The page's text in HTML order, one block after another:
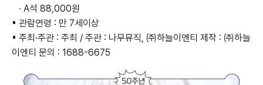
· A석 88,000원
▪ 관람연령 : 만 7세이상
▪ 주최·주관 : 주최 / 주관 : 나무뮤직, ㈜하늘이엔티 제작 : ㈜하늘
이엔티 문의 : 1688-6675